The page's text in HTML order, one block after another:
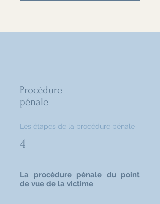
Procédure
pénale
4
Les étapes de la procédure pénale
La procédure pénale du point
de vue de la victime